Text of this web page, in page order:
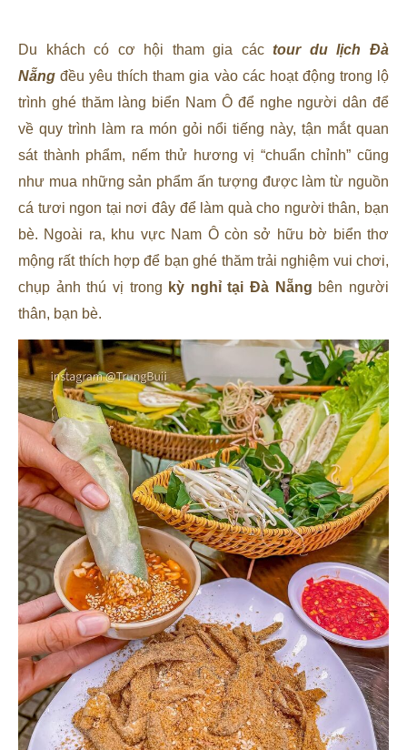
Du khách có cơ hội tham gia cáctour du lịch Đà
Nẵng đều yêu thích tham gia vào các hoạt động trong lộ
trình ghé thăm làng biển Nam Ô để nghe người dân để
về quy trình làm ra món gỏi nổi tiếng này, tận mắt quan
sát thành phẩm, nếm thử hương vị “chuẩn chỉnh” cũng
như mua những sản phẩm ấn tượng được làm từ nguồn
cá tươi ngon tại nơi đây để làm quà cho người thân, bạn
bè. Ngoài ra, khu vực Nam Ô còn sở hữu bờ biển thơ
mộng rất thích hợp để bạn ghé thăm trải nghiệm vui chơi,
chụp ảnh thú vị trong kỳ nghỉ tại Đà Nẵng bên người
thân, bạn bè.